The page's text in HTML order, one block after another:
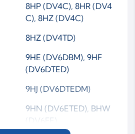
8HP (DV4C), 8HR (DV4
C), 8HZ (DV4C)
8HZ (DV4TD)
9HE (DV6DBM), 9HF
(DV6DTED)
9HJ (DV6DTEDM)
9HN (DV6ETED), BHW
(DV6FE)